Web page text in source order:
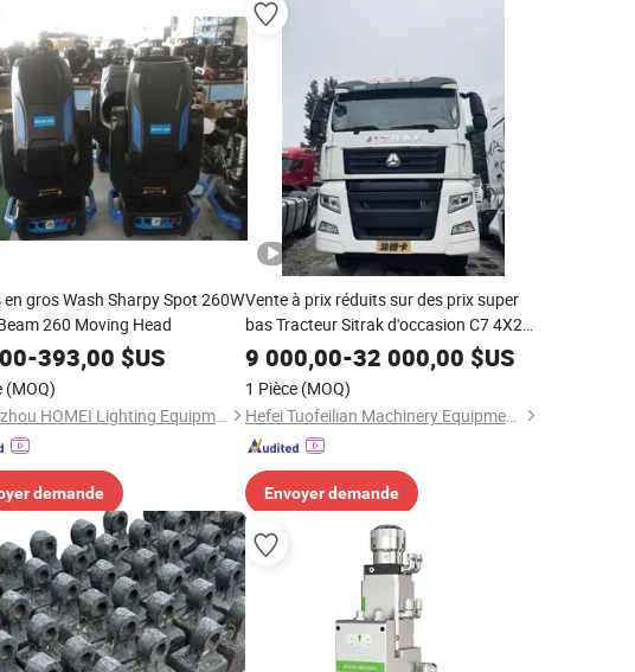
en gros Wash Sharpy Spot 260W
260 Moving Head
-393,00 $US
(MOQ)
Guangzhou HOMEI Lighting Equipment Factory
demande
Vente à prix réduits sur des prix super
bas Tracteur Sitrak d'occasion C7 4X2
Euro 6 Tête de camion semi-remorque
9 000,00-32 000,00 $US
1 Pièce (MOQ)
Hefei Tuofeilian Machinery Equipment Co., Ltd.
Envoyer demande